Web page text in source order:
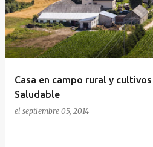
Casa en campo rural y
Saludable
el septiembre 05, 2014